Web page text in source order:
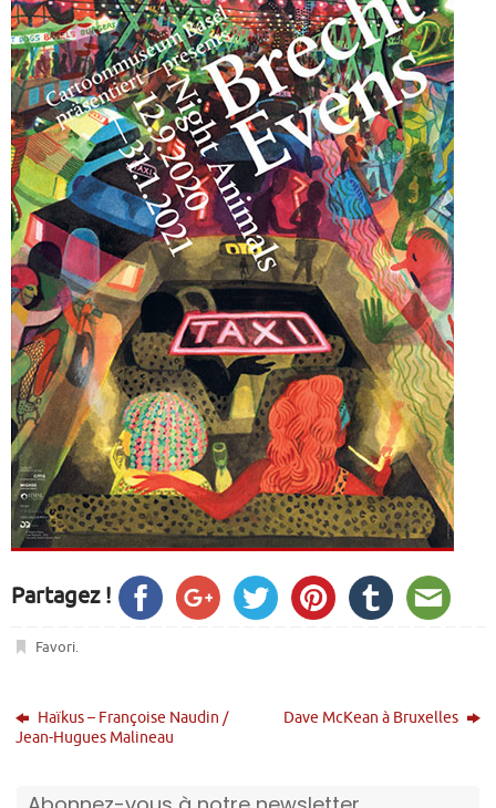
Partagez !
Favori.
Haïkus – Françoise Naudin /
Jean-Hugues Malineau
Dave McKean à Bruxelles